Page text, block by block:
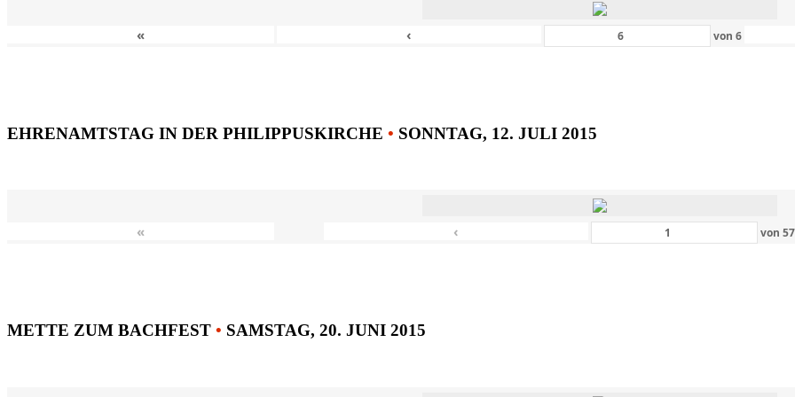
« ‹ von6
EHRENAMTSTAG IN DER PHILIPPUSKIRCHE • SONNTAG, 12. JULI 2015
« ‹ von57
METTE ZUM BACHFEST • SAMSTAG, 20. JUNI 2015